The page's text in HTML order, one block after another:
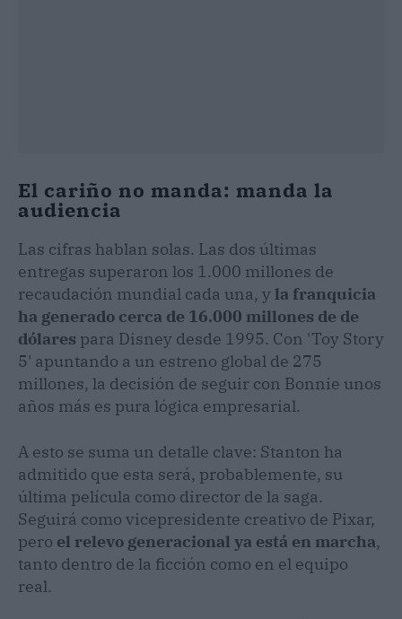
El cariño no manda: manda la
audiencia
Las cifras hablan solas. Las dos últimas
entregas superaron los 1.000 millones de
recaudación mundial cada una, yla franquicia
ha generado cerca de 16.000 millones de de
dólares para Disney desde 1995. Con 'Toy Story
5' apuntando a un estreno global de 275
millones, la decisión de seguir con Bonnie unos
años más es pura lógica empresarial.
A esto se suma un detalle clave: Stanton ha
admitido que esta será, probablemente, su
última película como director de la saga.
Seguirá como vicepresidente creativo de Pixar,
pero el relevo generacional ya está en marcha,
tanto dentro de la ficción como en el equipo
real.